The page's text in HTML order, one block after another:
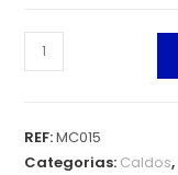
REF:MC015
Categorias: Caldos,